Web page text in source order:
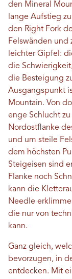
den Mineral
lange Aufstieg
den Right Fork
Felswänden und
leichter Gipfel:
die
die Besteigung
Ausgangspunkt
Mountain. Von
enge Schlucht
Nordostflanke
und um steile
dem höchsten
Steigeisen sind
Flanke noch
kann die
Needle
die nur von
kann.
Ganz gleich,
bevorzugen, in
entdecken. Mit